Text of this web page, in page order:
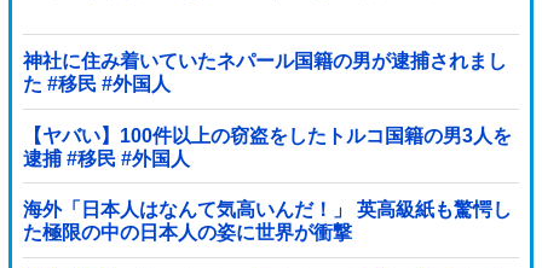
神社に住み着いていたネパール国籍の男が逮捕されまし
た #移民 #外国人
【ヤバい】100件以上の窃盗をしたトルコ国籍の男3人を
逮捕 #移民 #外国人
海外「日本人はなんて気高いんだ！」 英高級紙も驚愕し
た極限の中の日本人の姿に世界が衝撃